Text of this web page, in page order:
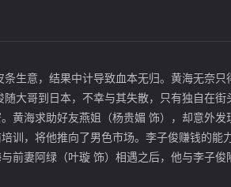
生意，结果中计导致血本无归。黄海无奈
大哥到日本，不幸与其失散，只有独自在街
黄海求助好友燕姐（杨贵媚 饰），却意外
训，将他推向了男色市场。李子俊赚钱的能
前妻阿绿（叶璇 饰）相遇之后，他与李子